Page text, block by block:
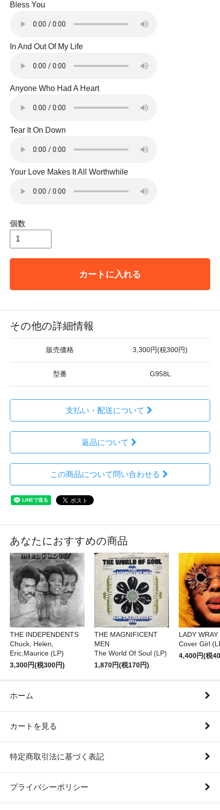
Bless You
In And Out Of My Life
Anyone Who Had A Heart
Tear It On Down
Your Love Makes It All Worthwhile
個数
カートに入れる
その他の詳細情報
販売価格 3,300円(税300円)
型番 G958L
支払い・配送について
返品について
この商品について問い合わせる
あなたにおすすめの商品
THE INDEPENDENTS
Chuck, Helen,
Eric,Maurice (LP)
3,300円(税300円)
THE MAGNIFICENT
MEN
The World Of Soul (LP)
1,870円(税170円)
LADY WRAY
Cover Girl
4,400円(税
ホーム
カートを見る
特定商取引法に基づく表記
プライバシーポリシー